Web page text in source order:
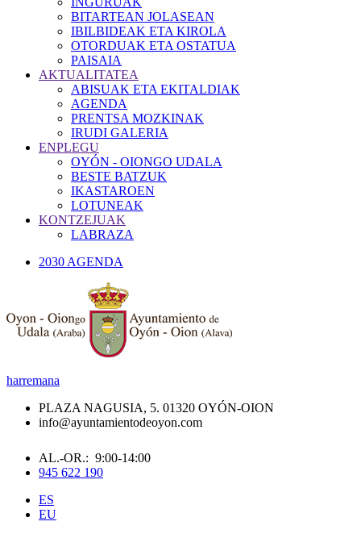
BITARTEAN JOLASEAN
IBILBIDEAK ETA KIROLA
OTORDUAK ETA OSTATUA
PAISAIA
AKTUALITATEA
ABISUAK ETA EKITALDIAK
AGENDA
PRENTSA MOZKINAK
IRUDI GALERIA
ENPLEGU
OYÓN - OIONGO UDALA
BESTE BATZUK
IKASTAROEN
LOTUNEAK
KONTZEJUAK
LABRAZA
2030 AGENDA
harremana
PLAZA NAGUSIA, 5. 01320 OYÓN-OION
info@ayuntamientodeoyon.com
AL.-OR.: 9:00-14:00
945 622 190
ES
EU